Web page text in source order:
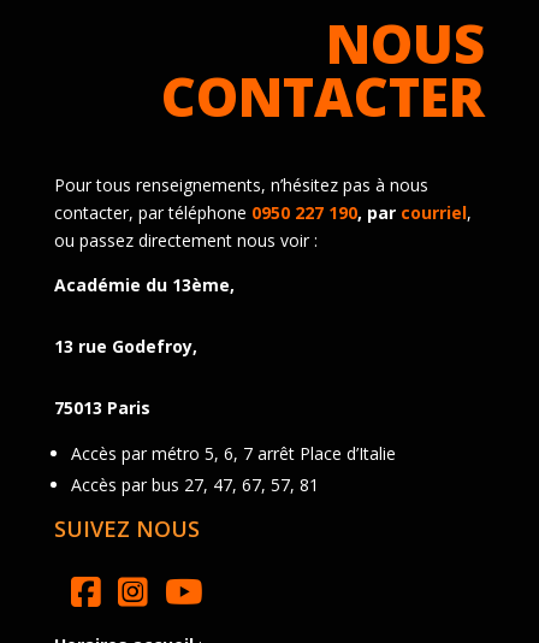
NOUS
CONTACTER
Pour tous renseignements, n’hésitez pas à nous
contacter, par téléphone 0950 227 190, par courriel,
ou passez directement nous voir :
Académie du 13ème,
13 rue Godefroy,
75013 Paris
Accès par métro 5, 6, 7 arrêt Place d’Italie
Accès par bus 27, 47, 67, 57, 81
SUIVEZ NOUS